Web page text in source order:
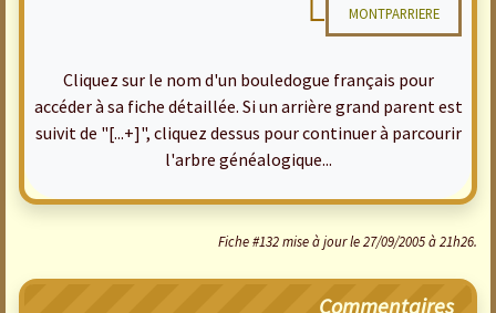
MONTPARRIERE
Cliquez sur le nom d'un bouledogue français pour
accéder à sa fiche détaillée. Si un arrière grand parent est
suivit de "[...+]", cliquez dessus pour continuer à parcourir
l'arbre généalogique...
Fiche #132 mise à jour le 27/09/2005 à 21h26.
Commentaires